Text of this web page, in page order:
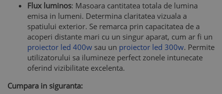
Flux luminos: Masoara cantitatea totala de lumina
emisa in lumeni. Determina claritatea vizuala a
spatiului exterior. Se remarca prin capacitatea de a
acoperi distante mari cu un singur aparat, cum ar fi un
proiector led 400w sau un proiector led 300w. Permite
utilizatorului sa ilumineze perfect zonele intunecate
oferind vizibilitate excelenta.
Cumpara in siguranta: